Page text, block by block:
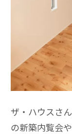
ザ・ハウスさ
の新築内覧会